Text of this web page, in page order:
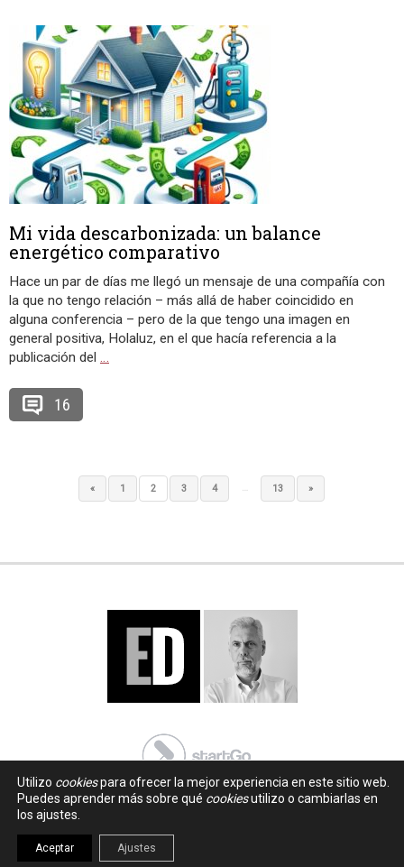
Mi vida descarbonizada: un balance
energético comparativo
Hace un par de días me llegó un mensaje de una compañía con
la que no tengo relación – más allá de haber coincidido en
alguna conferencia – pero de la que tengo una imagen en
general positiva, Holaluz, en el que hacía referencia a la
publicación del …
16
« 1 2 3 4 … 13 »
Utilizo cookiespara ofrecer la mejor experiencia en este sitio web.
Puedes aprender más sobre qué cookiesutilizo o cambiarlas en
los ajustes.
Aceptar Ajustes